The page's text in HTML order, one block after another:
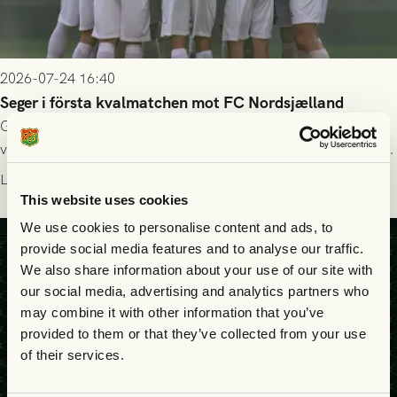
This website uses cookies
We use cookies to personalise content and ads, to
provide social media features and to analyse our traffic.
We also share information about your use of our site with
our social media, advertising and analytics partners who
may combine it with other information that you’ve
provided to them or that they’ve collected from your use
of their services.
2026-07-24 16:40
Seger i första kvalmatchen mot FC Nordsjælland
GAIS dominerade i första halvlek och skapade fler chanser,
välförtjänt fick de in ett ledningsmål strax innan halvtid. Efter
halvtidsvilan sjönk tempot när Nordsjälland tilläts ha mer av
bollen, men GAIS försvarade sig disciplinerat och säkrade en
seger! Matchfoto: Mikael Josefsson & Lasse Ekström
Läs mer